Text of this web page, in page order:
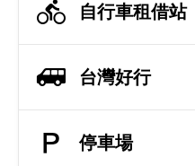
自行車租借站
台灣好行
停車場